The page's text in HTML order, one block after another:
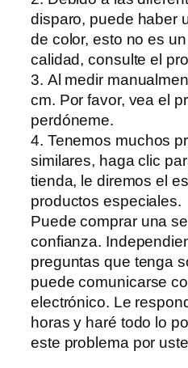
a
f
s
t
a
n
d
s
b
e
d
i
e
n
i
n
g
d
disparo, puede haber
de color, esto no es
calidad, consulte el
3. Al medir
cm. Por favor, vea el
perdóneme.
4. Tenemos muchos
similares, haga clic
tienda, le diremos el
productos especiales.
Puede comprar una
confianza.
preguntas que tenga
puede comunicarse
electrónico. Le
horas y haré todo lo
este problema por